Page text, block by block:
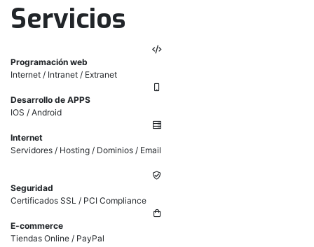
Servicios
Programación web
Internet / Intranet / Extranet
Desarrollo de APPS
IOS / Android
Internet
Servidores / Hosting / Dominios / Email
Seguridad
Certificados SSL / PCI Compliance
E-commerce
Tiendas Online / PayPal